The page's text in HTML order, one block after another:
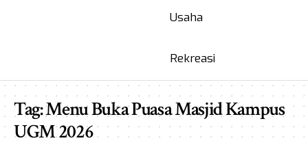
Usaha
Rekreasi
Tag:Menu Buka Puasa Masjid Kampus
UGM 2026